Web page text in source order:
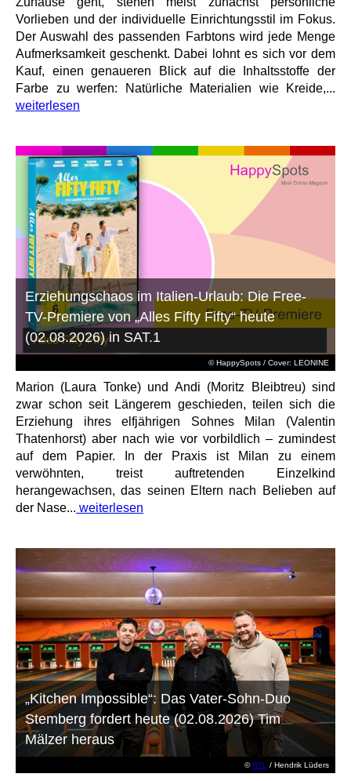
Vorlieben und der individuelle Einrichtungsstil im Fokus.
Der Auswahl des passenden Farbtons wird jede Menge
Aufmerksamkeit geschenkt. Dabei lohnt es sich vor dem
Kauf, einen genaueren Blick auf die Inhaltsstoffe der
Farbe zu werfen: Natürliche Materialien wie Kreide,...
weiterlesen
© HappySpots / Cover: LEONINE
Erziehungschaos im Italien-Urlaub: Die Free-
TV-Premiere von „Alles Fifty Fifty“ heute
(02.08.2026) in SAT.1
Marion (Laura Tonke) und Andi (Moritz Bleibtreu) sind
zwar schon seit Längerem geschieden, teilen sich die
Erziehung ihres elfjährigen Sohnes Milan (Valentin
Thatenhorst) aber nach wie vor vorbildlich – zumindest
auf dem Papier. In der Praxis ist Milan zu einem
verwöhnten, treist auftretenden Einzelkind
herangewachsen, das seinen Eltern nach Belieben auf
der Nase... weiterlesen
©RTL / Hendrik Lüders
„Kitchen Impossible“: Das Vater-Sohn-Duo
Stemberg fordert heute (02.08.2026) Tim
Mälzer heraus